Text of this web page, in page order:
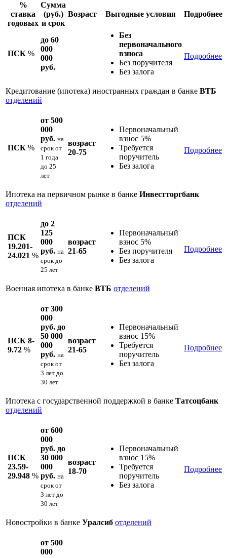
%
ставка
годовых
Сумма
(руб.)
и срок
Возраст Выгодные условия Подробнее
ПСК %
до 60
000
000
руб.
Без
первоначального
взноса
Без поручителя
Без залога
Подробнее
Кредитование (ипотека) иностранных граждан в банке ВТБ
отделений
ПСК %
от 500
000
руб. на
срокот
1 года
до 25
лет
возраст
20-75
Первоначальный
взнос 5%
Требуется
поручитель
Без залога
Подробнее
Ипотека на первичном рынке в банке Инвестторгбанк
отделений
ПСК
19.201-
24.021 %
до 2
125
000
руб. на
срокдо
25 лет
возраст
21-65
Первоначальный
взнос 5%
Без поручителя
Без залога
Подробнее
Военная ипотека в банке ВТБ отделений
ПСК 8-
9.72 %
от 300
000
руб. до
50 000
000
руб. на
срокот
3 лет до
30 лет
возраст
21-65
Первоначальный
взнос 15%
Требуется
поручитель
Без залога
Подробнее
Ипотека с государственной поддержкой в банке Татсоцбанк
отделений
ПСК
23.59-
29.948 %
от 600
000
руб. до
30 000
000
руб. на
срокот
3 лет до
30 лет
возраст
18-70
Первоначальный
взнос 15%
Требуется
поручитель
Без залога
Подробнее
Новостройки в банке Уралсиб отделений
от 500
000